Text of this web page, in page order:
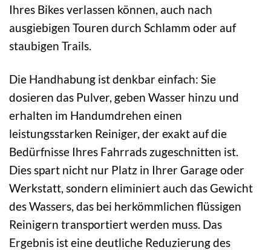
Ihres Bikes verlassen können, auch nach
ausgiebigen Touren durch Schlamm oder auf
staubigen Trails.
Die Handhabung ist denkbar einfach: Sie
dosieren das Pulver, geben Wasser hinzu und
erhalten im Handumdrehen einen
leistungsstarken Reiniger, der exakt auf die
Bedürfnisse Ihres Fahrrads zugeschnitten ist.
Dies spart nicht nur Platz in Ihrer Garage oder
Werkstatt, sondern eliminiert auch das Gewicht
des Wassers, das bei herkömmlichen flüssigen
Reinigern transportiert werden muss. Das
Ergebnis ist eine deutliche Reduzierung des